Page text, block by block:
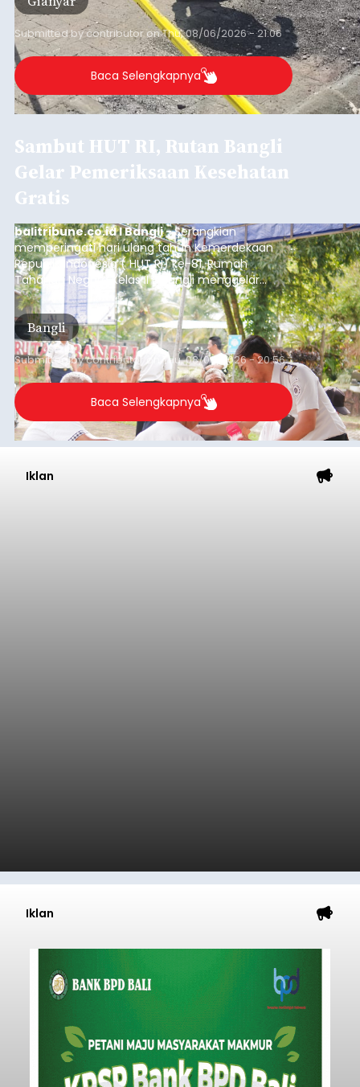
Submitted bycontributoronThu, 08/06/2026 - 21:06
Baca Selengkapnya
Sambut HUT RI, Rutan Bangli
Gelar Pemeriksaan Kesehatan
Gratis
balitribune.co.id I Bangli -Serangkian
memperingati hari ulang tahun Kemerdekaan
Republik Indonesia ( HUT RI) ke-81, Rumah
Tahanan Negara Kelas II B Bangli menggelar
kegiatan pemeriksaan kesehatan gratis, Rabu
(6/8/2026).
Bangli
Submitted bycontributor Thu, 08/06/2026 - 20:56
Baca Selengkapnya
Iklan
Iklan